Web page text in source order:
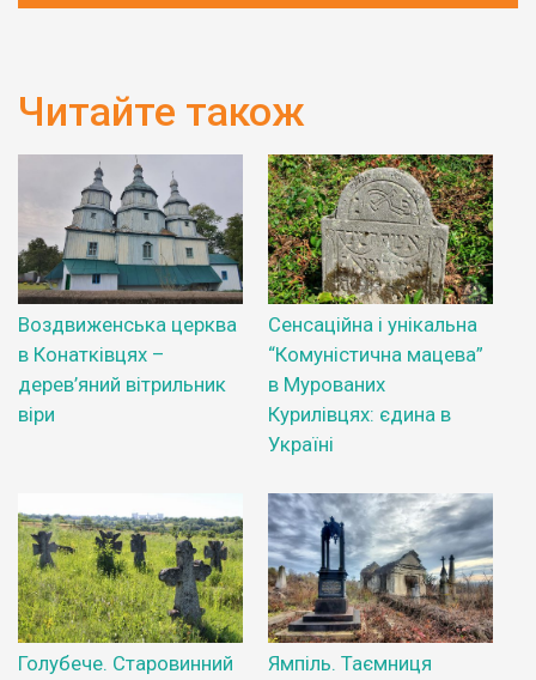
Читайте також
Воздвиженська церква
в Конатківцях –
дерев’яний вітрильник
віри
Сенсаційна і унікальна
“Комуністична мацева”
в Мурованих
Курилівцях: єдина в
Україні
Голубече. Старовинний
Ямпіль. Таємниця